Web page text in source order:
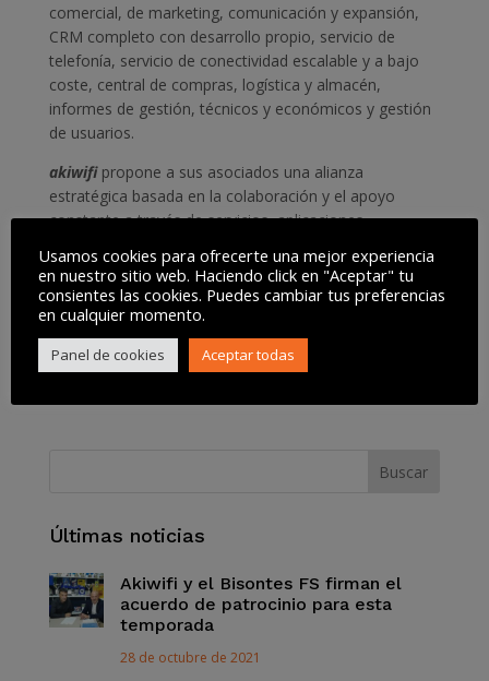
comercial, de marketing, comunicación y expansión,
CRM completo con desarrollo propio, servicio de
telefonía, servicio de conectividad escalable y a bajo
coste, central de compras, logística y almacén,
informes de gestión, técnicos y económicos y gestión
de usuarios.
akiwifi propone a sus asociados una alianza
estratégica basada en la colaboración y el apoyo
constante a través de servicios, aplicaciones,
soporte técnico y comercial para poner a su alcance
soluciones basadas en los conocimientos propios
sobre la tecnología y los mercados, que se adaptan a
las nuevas necesidades y minimizan los errores y los
costes asociados.
Últimas noticias
Akiwifi y el Bisontes FS firman el
acuerdo de patrocinio para esta
temporada
28 de octubre de 2021
Usamos cookies para ofrecerte una mejor experiencia
en nuestro sitio web. Haciendo click en "Aceptar" tu
consientes las cookies. Puedes cambiar tus preferencias
en cualquier momento.
Panel de cookies Aceptar todas